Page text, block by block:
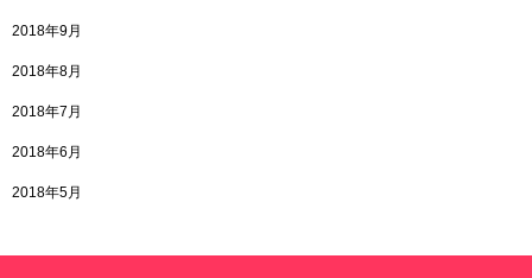
2018年9月
2018年8月
2018年7月
2018年6月
2018年5月